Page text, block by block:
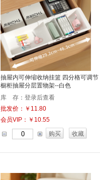
抽屉内可伸缩收纳挂篮 四分格可调节
橱柜抽屉分层置物架--白色
库 存：登录后查看
批发价：￥11.80
会员VIP：￥10.55
购买
收藏